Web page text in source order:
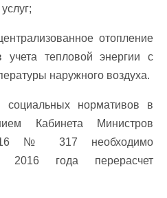
отопление
учета тепловой энергии с
наружного воздуха.
нормативов в
Кабинета Министров
№ 317 необходимо
года перерасчет